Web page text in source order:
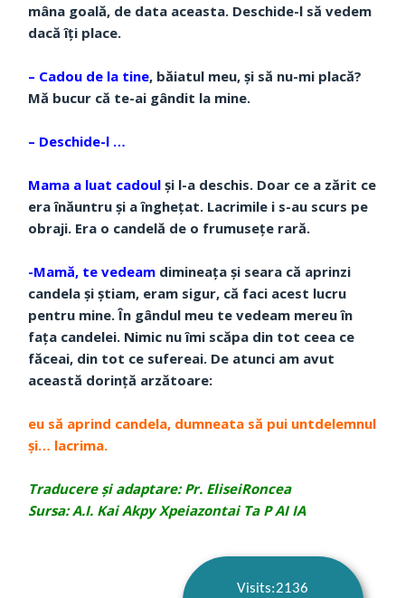
mâna goală, de data aceasta. Deschide-l să vedem
dacă îți place.
– Cadou de la tine, băiatul meu, și să nu-mi placă?
Mă bucur că te-ai gândit la mine.
– Deschide-l …
Mama a luat cadoul și l-a deschis. Doar ce a zărit ce
era înăuntru și a înghețat. Lacrimile i s-au scurs pe
obraji. Era o candelă de o frumusețe rară.
-Mamă, te vedeam dimineața și seara că aprinzi
candela și știam, eram sigur, că faci acest lucru
pentru mine. În gândul meu te vedeam mereu în
fața candelei. Nimic nu îmi scăpa din tot ceea ce
făceai, din tot ce sufereai. De atunci am avut
această dorință arzătoare:
eu să aprind candela, dumneata să pui untdelemnul
și… lacrima.
Traducere și adaptare: Pr. EliseiRoncea
Sursa: A.I. Kai Akpy Xpeiazontai Ta P AI IA
Visits:2136